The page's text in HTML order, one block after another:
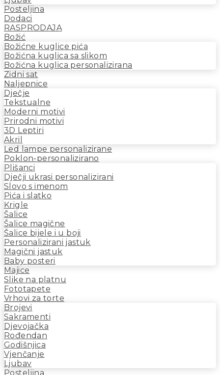
Posteljina
Dodaci
RASPRODAJA
Božić
Božićne kuglice pića
Božićna kuglica sa slikom
Božićna kuglica personalizirana
Zidni sat
Naljepnice
Dječje
Tekstualne
Moderni motivi
Prirodni motivi
3D Leptiri
Akril
Led lampe personalizirane
Poklon-personalizirano
Plišanci
Dječji ukrasi personalizirani
Slovo s imenom
Pića i slatko
Krigle
Šalice
Šalice magične
Šalice bijele i u boji
Personalizirani jastuk
Magični jastuk
Baby posteri
Majice
Slike na platnu
Fototapete
Vrhovi za torte
Brojevi
Sakramenti
Djevojačka
Rođendan
Godišnjica
Vjenčanje
Ljubav
Posteljina